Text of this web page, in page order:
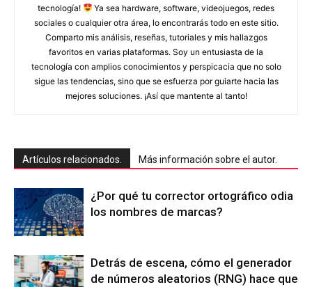
tecnología!
Ya sea hardware, software, videojuegos, redes
sociales o cualquier otra área, lo encontrarás todo en este sitio.
Comparto mis análisis, reseñas, tutoriales y mis hallazgos
favoritos en varias plataformas. Soy un entusiasta de la
tecnología con amplios conocimientos y perspicacia que no solo
sigue las tendencias, sino que se esfuerza por guiarte hacia las
mejores soluciones. ¡Así que mantente al tanto!
Artículos relacionados. Más información sobre el autor.
¿Por qué tu corrector ortográfico odia
los nombres de marcas?
Detrás de escena, cómo el generador
de números aleatorios (RNG) hace que